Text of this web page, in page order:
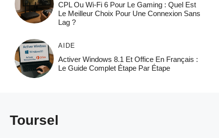
CPL Ou Wi-Fi 6 Pour Le Gaming : Quel Est
Le Meilleur Choix Pour Une Connexion Sans
Lag ?
AIDE
Activer Windows 8.1 Et Office En Français :
Le Guide Complet Étape Par Étape
Toursel